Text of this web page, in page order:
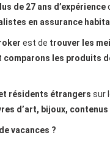
de 27 ans d’expérience
en assurance
est de trouver les
comparons les produits
résidents étrangers sur
d’art, bijoux,
vacances ?